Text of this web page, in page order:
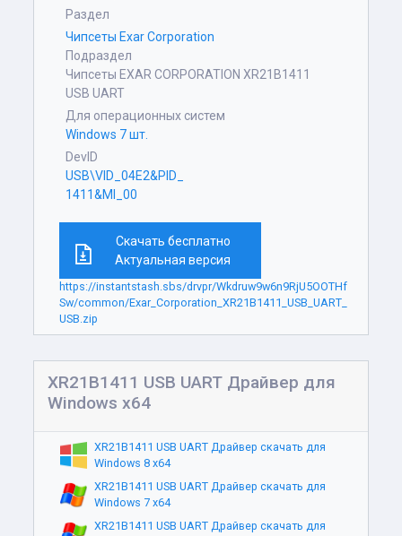
Раздел
Чипсеты Exar Corporation
Подраздел
Чипсеты EXAR CORPORATION XR21B1411
USB UART
Для операционных систем
Windows 7 шт.
DevID
USB\VID_04E2&PID_
1411&MI_00
Скачать бесплатно
Актуальная версия
https://instantstash.sbs/drvpr/Wkdruw9w6n9RjU5OOTHf
Sw/common/Exar_Corporation_XR21B1411_USB_UART_
USB.zip
XR21B1411 USB UART Драйвер для
Windows x64
XR21B1411 USB UART Драйвер скачать для
Windows 8 x64
XR21B1411 USB UART Драйвер скачать для
Windows 7 x64
XR21B1411 USB UART Драйвер скачать для